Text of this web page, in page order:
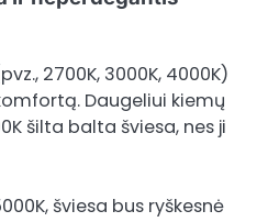
2700K, 3000K, 4000K)
Daugeliui kiemų
šilta balta šviesa, nes ji
šviesa bus ryškesnė